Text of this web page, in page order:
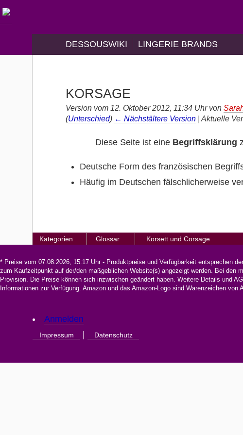
DESSOUSWIKI LINGERIE BRANDS
KORSAGE
Version vom 12. Oktober 2012, 11:34 Uhr von
(Unterschied) ← Nächstältere Version| Aktuelle
Diese Seite ist eine Begriffsklärung
Deutsche Form des französischen
Häufig im Deutschen fälschlicherweise
Kategorien Glossar Korsett und Corsage
* Preise vom 07.08.2026, 15:17 Uhr - Produktpreise und Verfügbarkeit entsprechen
zum Kaufzeitpunkt auf der/den maßgeblichen Website(s) angezeigt werden. Bei
Provision. Die Preise können sich inzwischen geändert haben. Weitere Details und
Informationen zur Verfügung. Amazon und das Amazon-Logo sind Warenzeichen
Anmelden
Impressum | Datenschutz